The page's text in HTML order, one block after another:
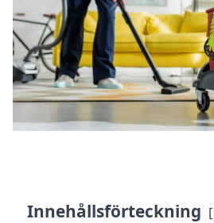
Innehållsförteckning